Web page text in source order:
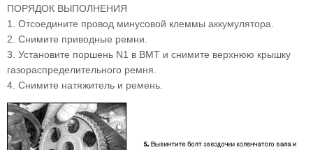
ПОРЯДОК ВЫПОЛНЕНИЯ
1. Отсоедините провод минусовой клеммы аккумулятора.
2. Снимите приводные ремни.
3. Установите поршень N1 в ВМТ и снимите верхнюю крышку
газораспределительного ремня.
4. Снимите натяжитель и ремень.